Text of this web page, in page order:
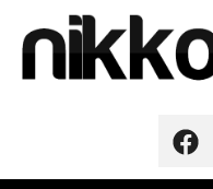
contenu